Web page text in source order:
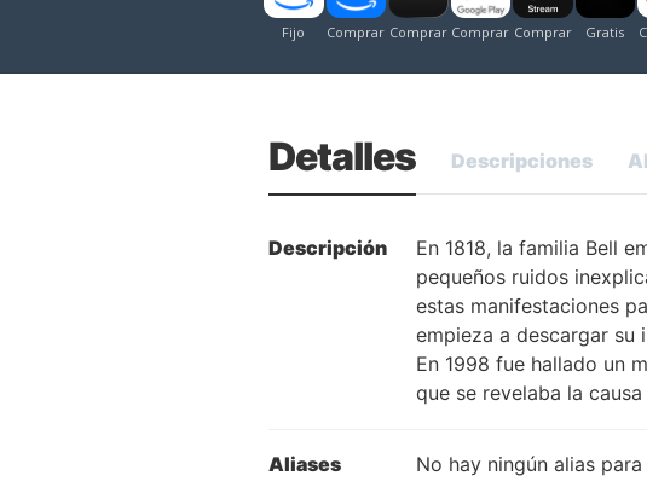
Detalles Descripciones
Descripción
En 1818, la familia Bell
pequeños ruidos
estas manifestaciones
empieza a descargar su
En 1998 fue hallado un
que se revelaba la
Aliases No hay ningún alias